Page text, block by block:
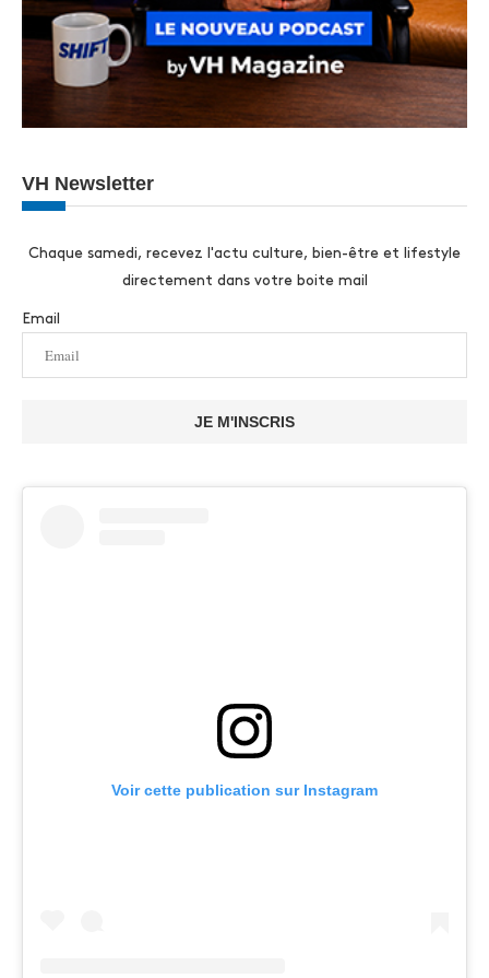
VH Newsletter
Chaque samedi, recevez l'actu culture, bien-être et lifestyle
directement dans votre boite mail
Email
JE M'INSCRIS
Voir cette publication sur Instagram